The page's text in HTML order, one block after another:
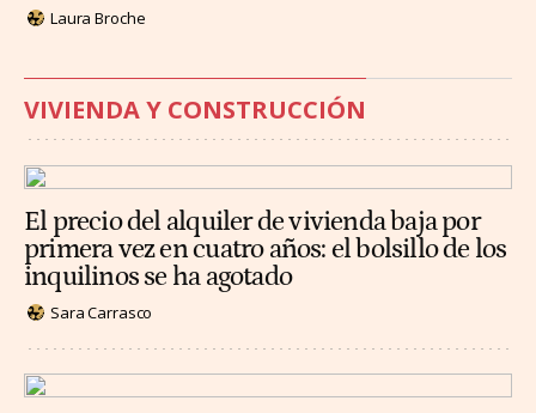
Laura Broche
VIVIENDA Y CONSTRUCCIÓN
El precio del alquiler de vivienda baja por
primera vez en cuatro años: el bolsillo de los
inquilinos se ha agotado
Sara Carrasco